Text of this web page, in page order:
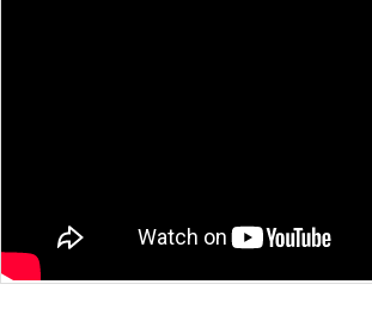
様は、ぜひ一度ご
まかせ 伐採の業